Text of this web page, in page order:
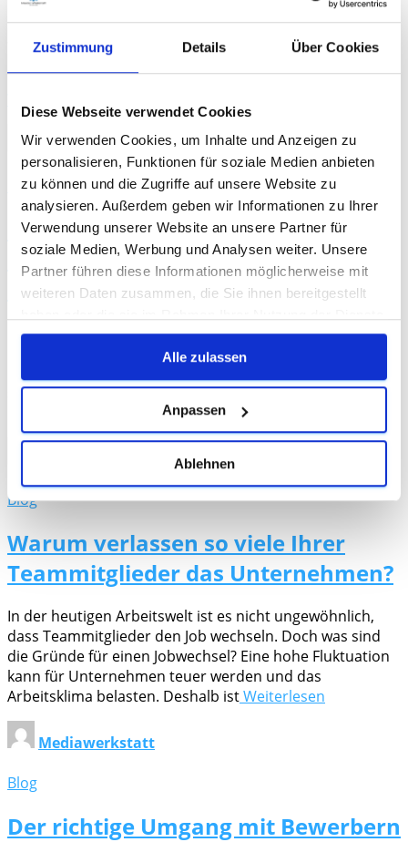
Zustimmung Details Über Cookies
Diese Webseite verwendet Cookies
Wir verwenden Cookies, um Inhalte und Anzeigen zu
personalisieren, Funktionen für soziale Medien anbieten
zu können und die Zugriffe auf unsere Website zu
analysieren. Außerdem geben wir Informationen zu Ihrer
Verwendung unserer Website an unsere Partner für
soziale Medien, Werbung und Analysen weiter. Unsere
Partner führen diese Informationen möglicherweise mit
weiteren Daten zusammen, die Sie ihnen bereitgestellt
gesammelt haben.
Alle zulassen
Anpassen
Ablehnen
müssen Das Thema Gehaltstransparenz ist derzeit in
aller Munde und wird ab 2026 für Unternehmen in
Deutschland eine Pflicht. Diese Veränderung ist von
immenser Bedeutung und wird die Personalarbeit
Mediawerkstatt
Blog
Insolvenzen & Co. – entwickelt sich
in Deutschland wieder ein
Bewerbermarkt?
Es ist absolut richtig, dass die aktuelle wirtschaftliche
Lage in Deutschland dazu führt, dass wieder mehr
Fachkräfte auf den Arbeitsmarkt kommen. Die Frage, ob
sich dadurch ein Bewerbermarkt entwickelt, wo wir
bisher eher einen Arbeitgebermarkt
Blog
Warum verlassen so viele Ihrer
Teammitglieder das Unternehmen?
In der heutigen Arbeitswelt ist es nicht ungewöhnlich,
dass Teammitglieder den Job wechseln. Doch was sind
die Gründe für einen Jobwechsel? Eine hohe Fluktuation
kann für Unternehmen teuer werden und das
Arbeitsklima belasten. Deshalb istWeiterlesen
Mediawerkstatt
Blog
Der richtige Umgang mit Bewerbern